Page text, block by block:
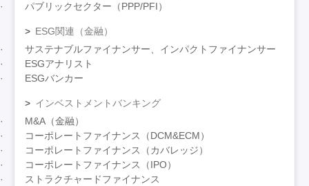
パブリックセクター（PPP/PFI）
ESG関連（金融）
サステナブルファイナンサー、インパクトファイナンサー
ESGアナリスト
ESGバンカー
インベストメントバンキング
M&A（金融）
コーポレートファイナンス（DCM&ECM）
コーポレートファイナンス（カバレッジ）
コーポレートファイナンス（IPO）
ストラクチャードファイナンス